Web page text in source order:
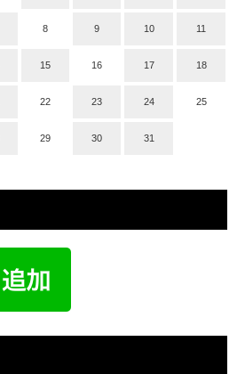
8 9 10 11
15 16 17 18
22 23 24 25
29 30 31